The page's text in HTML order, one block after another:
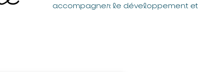
accompagner le développement et